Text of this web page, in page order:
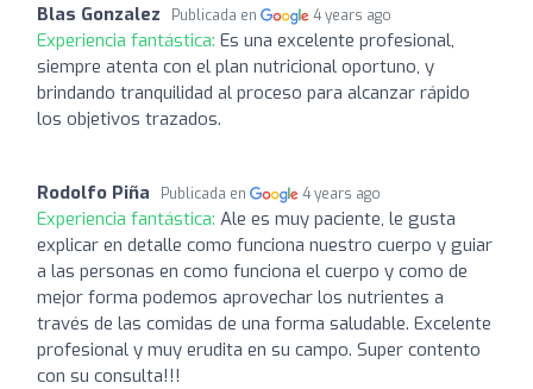
Blas Gonzalez Publicada en 4 years ago
Experiencia fantástica: Es una excelente profesional,
siempre atenta con el plan nutricional oportuno, y
brindando tranquilidad al proceso para alcanzar rápido
los objetivos trazados.
Rodolfo Piña Publicada en 4 years ago
Experiencia fantástica: Ale es muy paciente, le gusta
explicar en detalle como funciona nuestro cuerpo y guiar
a las personas en como funciona el cuerpo y como de
mejor forma podemos aprovechar los nutrientes a
través de las comidas de una forma saludable. Excelente
profesional y muy erudita en su campo. Super contento
con su consulta!!!